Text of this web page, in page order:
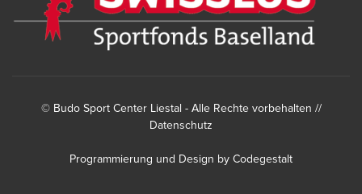
© Budo Sport Center Liestal - Alle Rechte vorbehalten //
Datenschutz
Programmierung und Design by Codegestalt